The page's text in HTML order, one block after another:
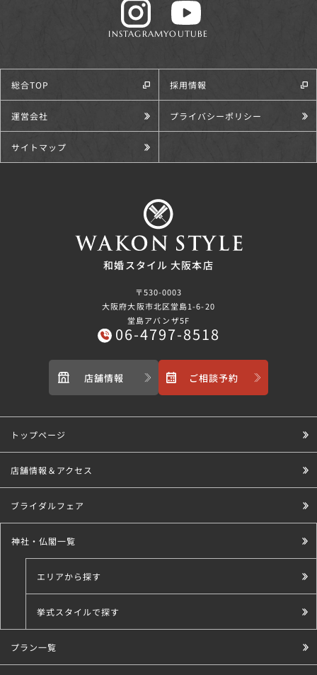
INSTAGRAMYOUTUBE
総合TOP 採用情報
運営会社 プライバシーポリシー
サイトマップ
和婚スタイル 大阪本店
〒530-0003
大阪府大阪市北区堂島1-6-20
堂島アバンザ5F
06-4797-8518
店舗情報 ご相談予約
トップページ
店舗情報＆アクセス
ブライダルフェア
神社・仏閣一覧
エリアから探す
挙式スタイルで探す
こだわり条件で探す
プラン一覧